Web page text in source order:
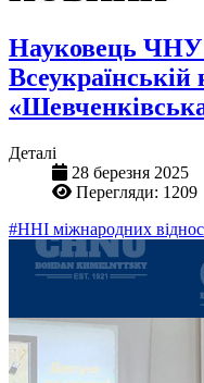
Науковець ЧНУ
Всеукраїнській
Деталі
28 березня 2025
Перегляди: 1209
#ННІ міжнародних